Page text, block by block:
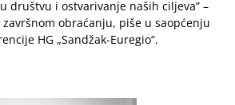
društvu i ostvarivanje naših ciljeva” –
završnom obraćanju, piše u saopćenju
HG „Sandžak-Euregio“.